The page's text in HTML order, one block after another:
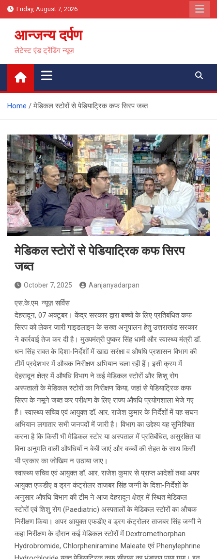
Skip
to
content
Friday, August 7, 2026
आन्जन्य दर्पण
लेटेस्ट एंड ट्रेंडिंग न्यूज़
Home मेडिकल स्टोरों से पेडियाट्रिक कफ सिरप जब्त
मेडिकल स्टोरों से पेडियाट्रिक कफ सिरप
जब्त
October 7, 2025 Aanjanyadarpan
एस.के.एम. न्यूज़ सर्विस
देहरादून, 07 अक्टूबर। केंद्र सरकार द्वारा बच्चों के लिए प्रतिबंधित कफ
सिरप को लेकर जारी गाइडलाइन के सख्त अनुपालन हेतु उत्तराखंड सरकार
ने कार्रवाई तेज कर दी है। मुख्यमंत्री पुष्कर सिंह धामी और स्वास्थ्य मंत्री डॉ.
धन सिंह रावत के दिशा-निर्देशों में खाद्य सरंक्षा व औषधि प्रशासन विभाग की
टीमें प्रदेशभर में औचक निरीक्षण अभियान चला रही हैं। इसी क्रम में
देहरादून क्षेत्र में औषधि विभाग ने कई मेडिकल स्टोरों और शिशु रोग
अस्पतालों के मेडिकल स्टोरों का निरीक्षण किया, जहां से पेडियाट्रिक कफ
सिरप के नमूने जब्त कर परीक्षण के लिए राज्य औषधि प्रयोगशाला भेजे गए
हैं। स्वास्थ्य सचिव एवं आयुक्त डॉ. आर. राजेश कुमार के निर्देशों में यह सघन
अभियान लगातार सभी जनपदों में जारी है। विभाग का उद्देश्य यह सुनिश्चित
करना है कि किसी भी मेडिकल स्टोर या अस्पताल में प्रतिबंधित, असुरक्षित या
बिना अनुमति वाली औषधियाँ न बेची जाएं और बच्चों की सेहत के साथ किसी
भी प्रकार का जोखिम न उठाया जाए।
स्वास्थ्य सचिव एवं आयुक्त डॉ. आर. राजेश कुमार से प्राप्त आदेशों तथा अपर
आयुक्त एफडीए व ड्रग कंट्रोलर ताजबर सिंह जग्गी के दिशा-निर्देशों के
अनुसार औषधि विभाग की टीम ने आज देहरादून क्षेत्र में स्थित मेडिकल
स्टोरों एवं शिशु रोग (Paediatric) अस्पतालों के मेडिकल स्टोरों का औचक
निरीक्षण किया। अपर आयुक्त एफडीए व ड्रग कंट्रोलर ताजबर सिंह जग्गी ने
कहा निरीक्षण के दौरान कई मेडिकल स्टोरों में Dextromethorphan
Hydrobromide, Chlorpheniramine Maleate एवं Phenylephrine